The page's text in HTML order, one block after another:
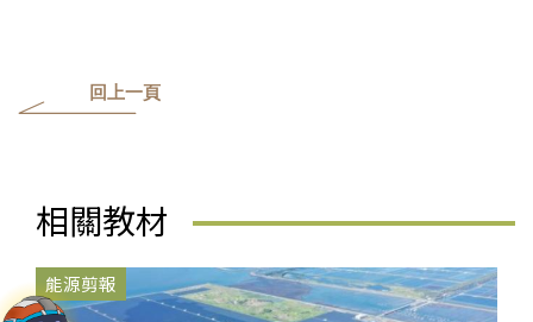
回上一頁
相關教材
能源剪報